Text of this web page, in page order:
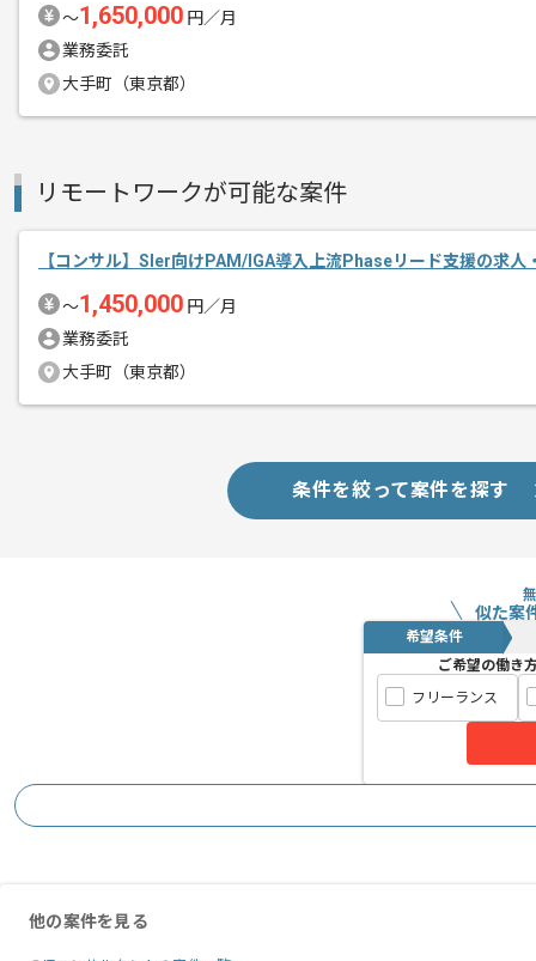
〜1,650,000 円／月
業務委託
大手町（東京都）
リモートワークが可能な案件
【コンサル】SIer向けPAM/IGA導入上流Phaseリード支援の求人
〜1,450,000 円／月
業務委託
大手町（東京都）
条件を絞って案件を探す
似た案
希望条件
ご希望の働き
フリーランス
他の案件を見る